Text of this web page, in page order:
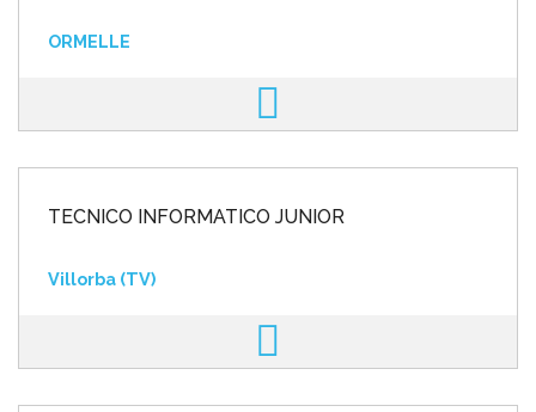
ORMELLE
TECNICO INFORMATICO JUNIOR
Villorba (TV)